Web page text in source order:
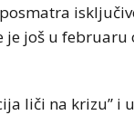
još u februaru
liči na krizu” i